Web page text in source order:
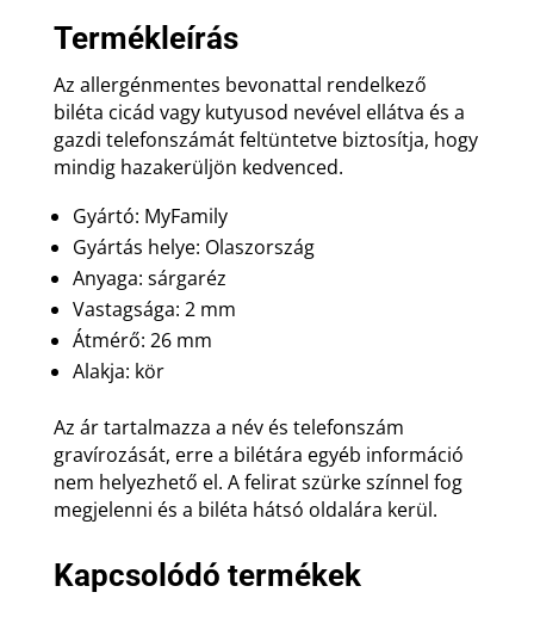
Termékleírás
Az allergénmentes bevonattal rendelkező
biléta cicád vagy kutyusod nevével ellátva és a
gazdi telefonszámát feltüntetve biztosítja, hogy
mindig hazakerüljön kedvenced.
Gyártó: MyFamily
Gyártás helye: Olaszország
Anyaga: sárgaréz
Vastagsága: 2 mm
Átmérő: 26 mm
Alakja: kör
Az ár tartalmazza a név és telefonszám
gravírozását, erre a bilétára egyéb információ
nem helyezhető el. A felirat szürke színnel fog
megjelenni és a biléta hátsó oldalára kerül.
Kapcsolódó termékek